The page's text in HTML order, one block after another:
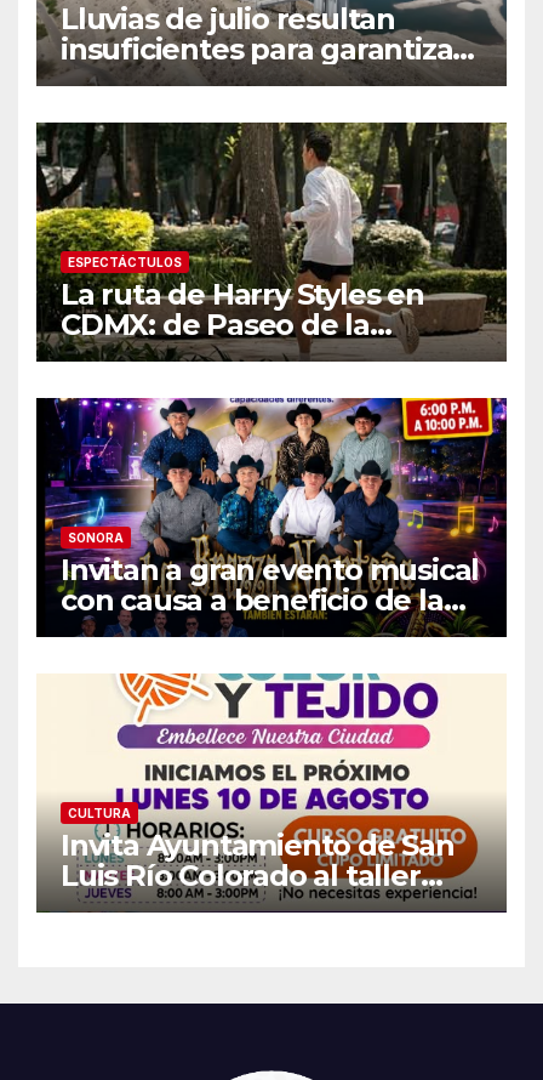
Lluvias de julio resultan
insuficientes para garantizar
el ciclo agrícola en el Valle
ESPECTÁCTULOS
La ruta de Harry Styles en
CDMX: de Paseo de la
Reforma a los tacos en la
SONORA
Invitan a gran evento musical
con causa a beneficio de la
Fundación «Ayúdanos a
CULTURA
Invita Ayuntamiento de San
Luis Río Colorado al taller
gratuito «Arte, Color y Tejido»